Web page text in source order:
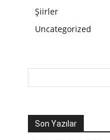
Şiirler
Uncategorized
Son Yazılar